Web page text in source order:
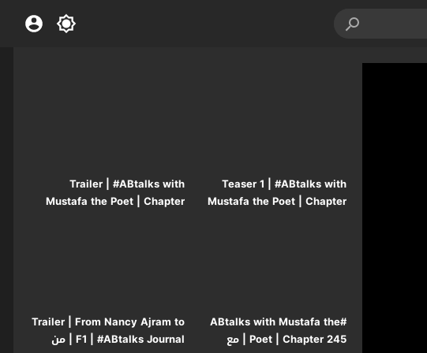
Teaser 1 | #ABtalks with
Mustafa the Poet | Chapter
Trailer | #ABtalks with
Mustafa the Poet | Chapter
#ABtalks with Mustafa the
Poet | Chapter 245 | مع
Trailer | From Nancy Ajram to
F1 | #ABtalks Journal | من